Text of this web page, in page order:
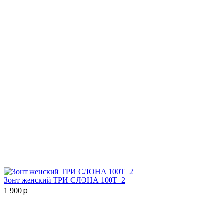
Зонт женский ТРИ СЛОНА 100T_2
1 900p